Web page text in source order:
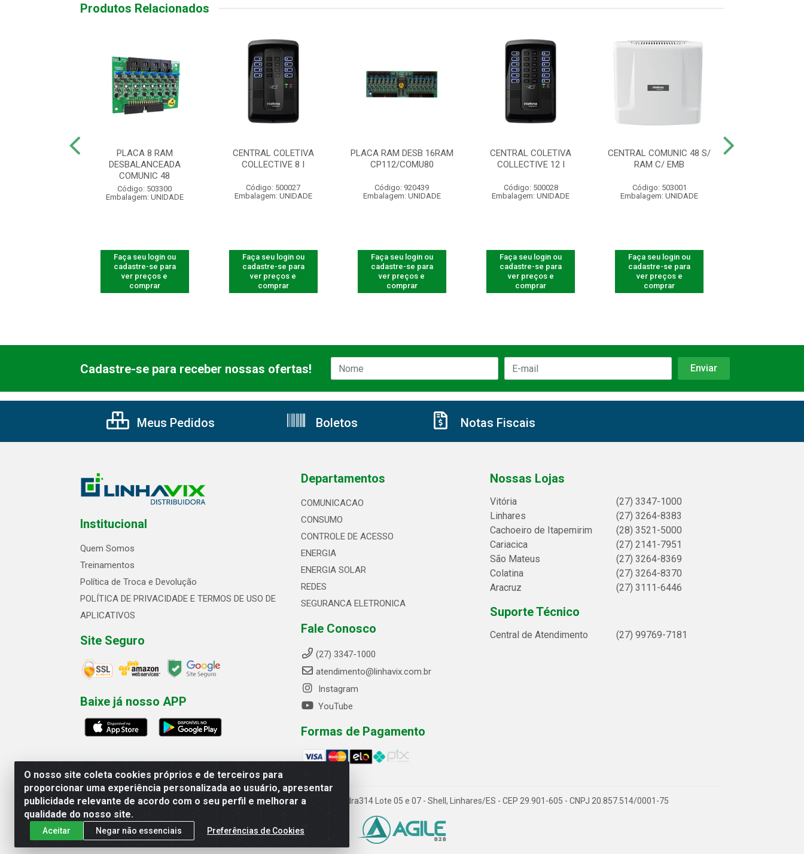
Produtos Relacionados
PLACA 8 RAM
DESBALANCEADA
COMUNIC 48
Código: 503300
Embalagem: UNIDADE
Faça seu login ou
cadastre-se para
ver preços e
comprar
CENTRAL COLETIVA
COLLECTIVE 8 I
Código: 500027
Embalagem: UNIDADE
Faça seu login ou
cadastre-se para
ver preços e
comprar
PLACA RAM DESB 16RAM
CP112/COMU80
Código: 920439
Embalagem: UNIDADE
Faça seu login ou
cadastre-se para
ver preços e
comprar
CENTRAL COLETIVA
COLLECTIVE 12 I
Código: 500028
Embalagem: UNIDADE
Faça seu login ou
cadastre-se para
ver preços e
comprar
CENTRAL COMUNIC 48 S/
RAM C/ EMB
Código: 503001
Embalagem: UNIDADE
Faça seu login ou
cadastre-se para
ver preços e
comprar
O nosso site coleta cookies próprios e de terceiros para
proporcionar uma experiência personalizada ao usuário, apresentar
publicidade relevante de acordo com o seu perfil e melhorar a
qualidade do nosso site.
Aceitar Negar não essenciais Preferências de Cookies
Cadastre-se para receber nossas ofertas!
Meus Pedidos Boletos Notas Fiscais
Institucional
Quem Somos
Treinamentos
Política de Troca e Devolução
POLÍTICA DE PRIVACIDADE E TERMOS DE USO DE
APLICATIVOS
Site Seguro
Baixe já nosso APP
Departamentos
COMUNICACAO
CONSUMO
CONTROLE DE ACESSO
ENERGIA
ENERGIA SOLAR
REDES
SEGURANCA ELETRONICA
Fale Conosco
(27) 3347-1000
atendimento@linhavix.com.br
Instagram
YouTube
Formas de Pagamento
Nossas Lojas
Vitória
(27) 3347-1000
Linhares
(27) 3264-8383
Cachoeiro de Itapemirim
(28) 3521-5000
Cariacica
(27) 2141-7951
São Mateus
(27) 3264-8369
Colatina
(27) 3264-8370
Aracruz
(27) 3111-6446
Suporte Técnico
Central de Atendimento (27) 99769-7181
Linhavix Distribuidora LTDA - Avenida Alegre, 2521 - Quadra314 Lote 05 e 07 - Shell, Linhares/ES - CEP 29.901-605 - CNPJ 20.857.514/0001-75